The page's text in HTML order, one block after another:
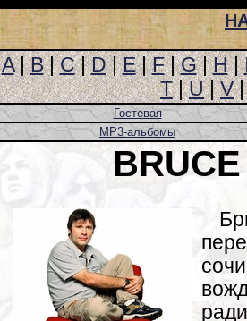
A|B|C|D|E|F|G|H|
T|U|V
Гостевая
MP3-альбомы